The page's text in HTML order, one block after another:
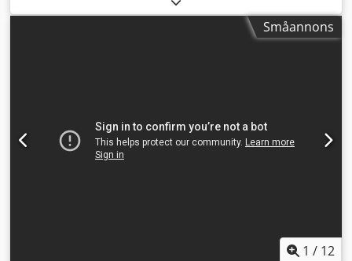
(beroende på version) Arbetsbredd: - Huvudborstar: ca
1020 mm - Med sidoborstar: upp till 1400 mm Småannons
1 / 12